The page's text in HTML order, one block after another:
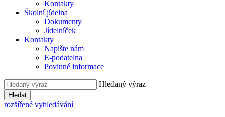
Kontakty
Školní jídelna
Dokumenty
Jídelníček
Kontakty
Napište nám
E-podatelna
Povinné informace
Hledaný výraz
Hledat
rozšířené vyhledávání